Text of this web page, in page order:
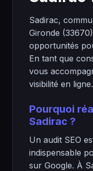
Sadirac,
Gironde
opportunités
En tant que
vous
visibilité en ligne.
Pourquoi
Sadirac ?
Un audit SEO
indispensable
sur Google. À